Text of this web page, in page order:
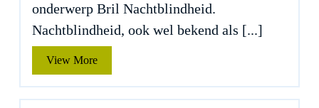
onderwerp Bril Nachtblindheid.
Nachtblindheid, ook wel bekend als [...]
View MoreView
More